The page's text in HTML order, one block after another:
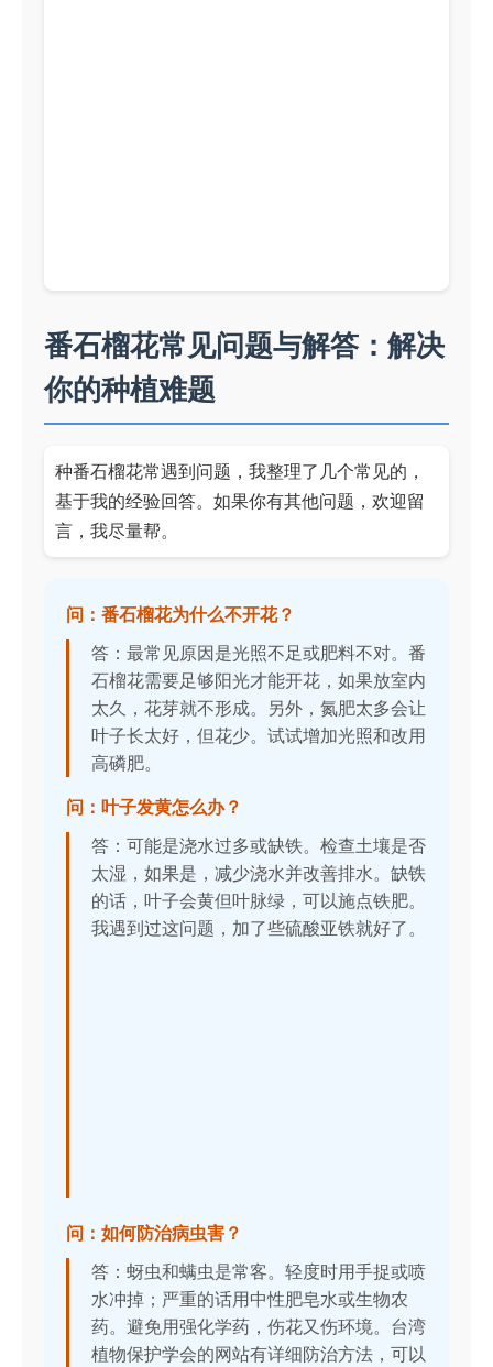
番石榴花常见问题与解答：解决
你的种植难题
种番石榴花常遇到问题，我整理了几个常见的，
基于我的经验回答。如果你有其他问题，欢迎留
言，我尽量帮。
问：番石榴花为什么不开花？
答：最常见原因是光照不足或肥料不对。番
石榴花需要足够阳光才能开花，如果放室内
太久，花芽就不形成。另外，氮肥太多会让
叶子长太好，但花少。试试增加光照和改用
高磷肥。
问：叶子发黄怎么办？
答：可能是浇水过多或缺铁。检查土壤是否
太湿，如果是，减少浇水并改善排水。缺铁
的话，叶子会黄但叶脉绿，可以施点铁肥。
我遇到过这问题，加了些硫酸亚铁就好了。
问：如何防治病虫害？
答：蚜虫和螨虫是常客。轻度时用手捉或喷
水冲掉；严重的话用中性肥皂水或生物农
药。避免用强化学药，伤花又伤环境。台湾
植物保护学会的网站有详细防治方法，可以